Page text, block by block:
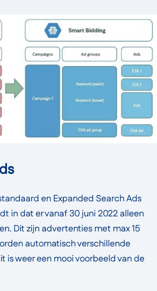
en Expanded Search Ads
in dat er vanaf 30 juni 2022 alleen
Dit zijn advertenties met max 15
automatisch verschillende
is weer een mooi voorbeeld van de